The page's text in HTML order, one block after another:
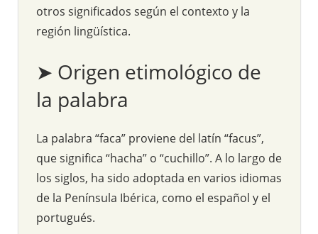
otros significados según el contexto y la
región lingüística.
➤ Origen etimológico de
la palabra
La palabra “faca” proviene del latín “facus”,
que significa “hacha” o “cuchillo”. A lo largo de
los siglos, ha sido adoptada en varios idiomas
de la Península Ibérica, como el español y el
portugués.